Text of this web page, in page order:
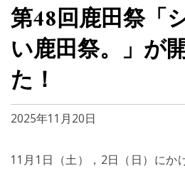
第48回鹿田祭「
い鹿田祭。」が
た！
2025年11月20日
11月1日（土），2日（日）にか